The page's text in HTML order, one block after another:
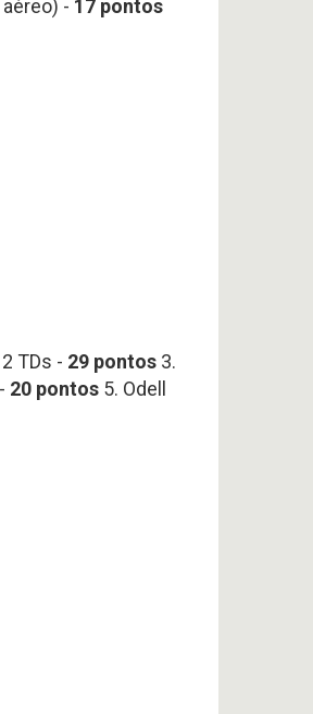
- 17 pontos
TDs - 29 pontos 3.
20 pontos 5. Odell